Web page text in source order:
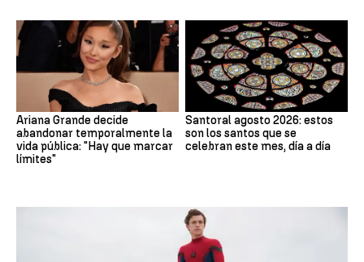
Ariana Grande decide
abandonar temporalmente la
vida pública: "Hay que marcar
límites"
Santoral agosto 2026: estos
son los santos que se
celebran este mes, día a día